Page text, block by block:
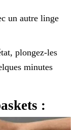
un autre linge
plongez-les
minutes
: